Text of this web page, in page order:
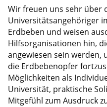
Wir freuen uns sehr über
Universitätsangehöriger
Erdbeben und weisen
Hilfsorganisationen hin,
angewiesen sein
die Erdbebenopfer
Möglichkeiten als
Universität, praktische
Mitgefühl zum Ausdruck